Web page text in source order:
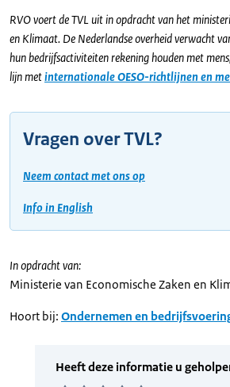
RVO voert de TVL uit in opdracht van het
en Klimaat. De Nederlandse overheid verwacht
hun bedrijfsactiviteiten rekening houden met
lijn metinternationale OESO-richtlijnen en
Vragen over TVL?
Neem contact met ons op
Info in English
In opdracht van:
Ministerie van Economische Zaken en
Hoort bij: Ondernemen en